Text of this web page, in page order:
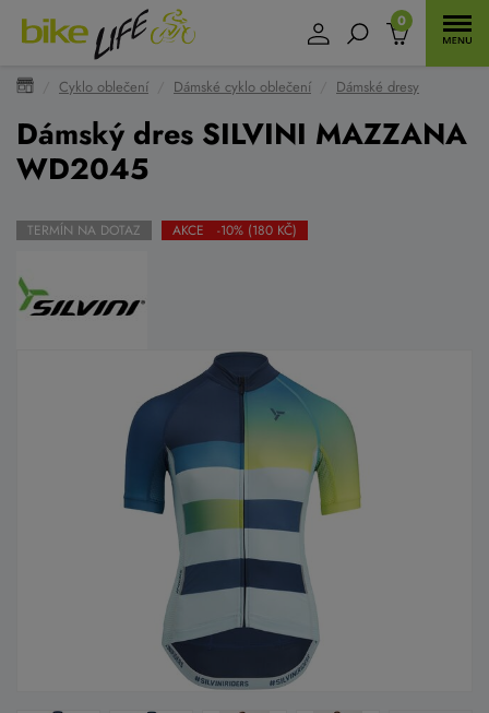
0
Cyklo oblečení Dámské cyklo oblečení Dámské dresy
Dámský dres SILVINI MAZZANA
WD2045
TERMÍN NA DOTAZ AKCE -10% (180 KČ)